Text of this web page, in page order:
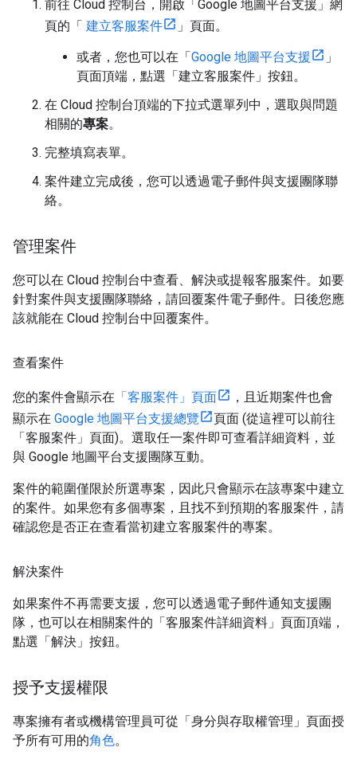
前往 Cloud 控制台，開啟「Google 地圖平台支援」網
頁的「 建立客服案件 」頁面。
或者，您也可以在「Google 地圖平台支援
」
頁面頂端，點選「建立客服案件」按鈕。
在 Cloud 控制台頂端的下拉式選單列中，選取與問題
相關的專案。
完整填寫表單。
案件建立完成後，您可以透過電子郵件與支援團隊聯
絡。
管理案件
您可以在 Cloud 控制台中查看、解決或提報客服案件。如要
針對案件與支援團隊聯絡，請回覆案件電子郵件。日後您應
該就能在 Cloud 控制台中回覆案件。
查看案件
您的案件會顯示在 「客服案件」頁面
，且近期案件也會
顯示在 Google 地圖平台支援總覽
頁面 (從這裡可以前往
「客服案件」頁面)。選取任一案件即可查看詳細資料，並
與 Google 地圖平台支援團隊互動。
案件的範圍僅限於所選專案，因此只會顯示在該專案中建立
的案件。如果您有多個專案，且找不到預期的客服案件，請
確認您是否正在查看當初建立客服案件的專案。
解決案件
如果案件不再需要支援，您可以透過電子郵件通知支援團
隊，也可以在相關案件的「客服案件詳細資料」頁面頂端，
點選「解決」按鈕。
授予支援權限
專案擁有者或機構管理員可從「身分與存取權管理」頁面授
予所有可用的角色。